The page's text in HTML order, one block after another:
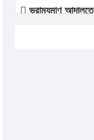
ভ্রাম্যমাণ আদালতে